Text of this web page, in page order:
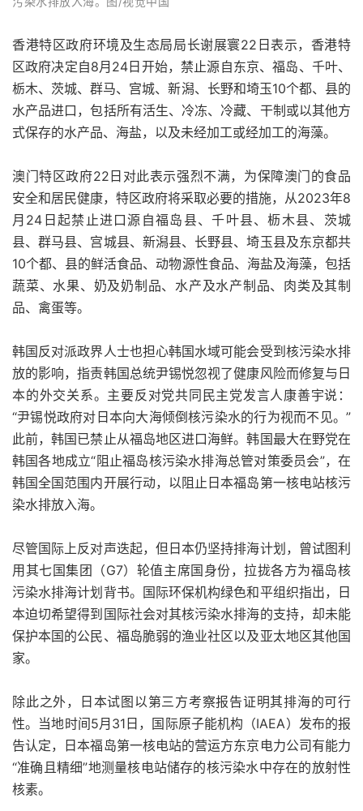
香港特区政府环境及生态局局长谢展寰22日表示，香港特
区政府决定自8月24日开始，禁止源自东京、福岛、千叶、
栃木、茨城、群马、宫城、新潟、长野和埼玉10个都、县的
水产品进口，包括所有活生、冷冻、冷藏、干制或以其他方
式保存的水产品、海盐，以及未经加工或经加工的海藻。
澳门特区政府22日对此表示强烈不满，为保障澳门的食品
安全和居民健康，特区政府将采取必要的措施，从2023年8
月24日起禁止进口源自福岛县、千叶县、枥木县、茨城
县、群马县、宫城县、新潟县、长野县、埼玉县及东京都共
10个都、县的鲜活食品、动物源性食品、海盐及海藻，包括
蔬菜、水果、奶及奶制品、水产及水产制品、肉类及其制
品、禽蛋等。
韩国反对派政界人士也担心韩国水域可能会受到核污染水排
放的影响，指责韩国总统尹锡悦忽视了健康风险而修复与日
本的外交关系。主要反对党共同民主党发言人康善宇说：
“尹锡悦政府对日本向大海倾倒核污染水的行为视而不见。”
此前，韩国已禁止从福岛地区进口海鲜。韩国最大在野党在
韩国各地成立“阻止福岛核污染水排海总管对策委员会”，在
韩国全国范围内开展行动，以阻止日本福岛第一核电站核污
染水排放入海。
尽管国际上反对声迭起，但日本仍坚持排海计划，曾试图利
用其七国集团（G7）轮值主席国身份，拉拢各方为福岛核
污染水排海计划背书。国际环保机构绿色和平组织指出，日
本迫切希望得到国际社会对其核污染水排海的支持，却未能
保护本国的公民、福岛脆弱的渔业社区以及亚太地区其他国
家。
除此之外，日本试图以第三方考察报告证明其排海的可行
性。当地时间5月31日，国际原子能机构（IAEA）发布的报
告认定，日本福岛第一核电站的营运方东京电力公司有能力
“准确且精细”地测量核电站储存的核污染水中存在的放射性
核素。